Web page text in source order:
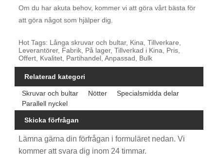
Om du har akuta behov, kommer vi att göra vårt bästa för
att göra något som hjälper dig.
Hot Tags: Långa skruvar och bultar, Kina, Tillverkare,
Leverantörer, Fabrik, På lager, Tillverkad i Kina, Pris,
Offert, Kvalitet, Partihandel, Anpassad, Bulk
Relaterad kategori
Skruvar och bultar Nötter
Specialsmidda delar
Parallell nyckel
Skicka förfrågan
Lämna gärna din förfrågan i formuläret nedan. Vi
kommer att svara dig inom 24 timmar.